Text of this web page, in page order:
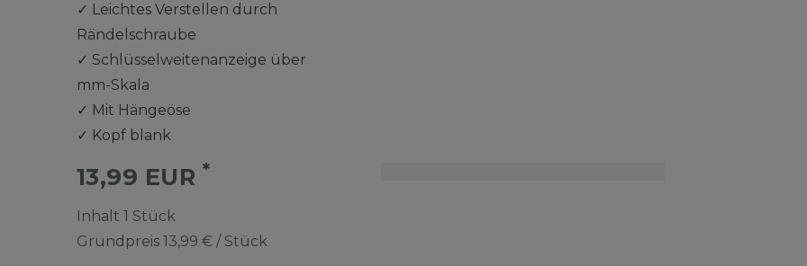
✓ Leichtes Verstellen durch
Rändelschraube
✓ Schlüsselweitenanzeige über
mm-Skala
✓ Mit Hängeöse
✓ Kopf blank
13,99 EUR *
Inhalt 1 Stück
Grundpreis 13,99 € / Stück